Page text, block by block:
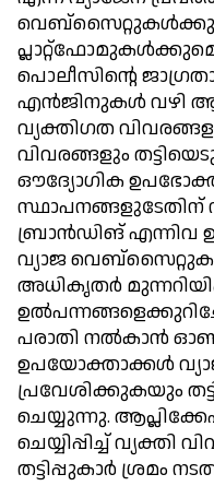
പൊലീസിന്റെ
എന്‍ജിനുകള്‍ വഴി
വ്യക്തിഗത
വിവരങ്ങളും
ഔദ്യോഗിക
സ്ഥാപനങ്ങളുടേതിന്
ബ്രാന്‍ഡിങ് എന്നിവ
വ്യാജ
അധികൃതര്‍
പരാതി നല്‍കാന്‍
ഉപയോക്താക്കള്‍
പ്രവേശിക്കുകയും
ചെയ്യുന്നു.
ചെയ്യിപ്പിച്ച് വ്യക്തി
തട്ടിപ്പുകാര്‍ ശ്രമം